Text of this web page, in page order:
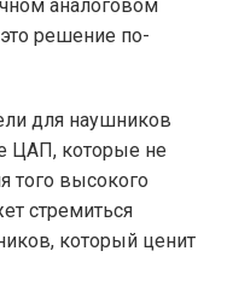
аналоговом
решение по-
для наушников
ЦАП, которые не
того высокого
стремиться
который ценит